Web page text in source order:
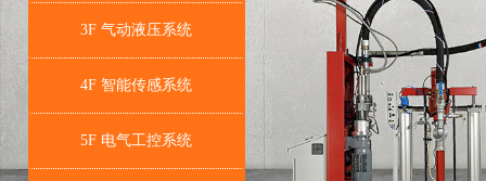
3F 气动液压系统
4F 智能传感系统
5F 电气工控系统
<